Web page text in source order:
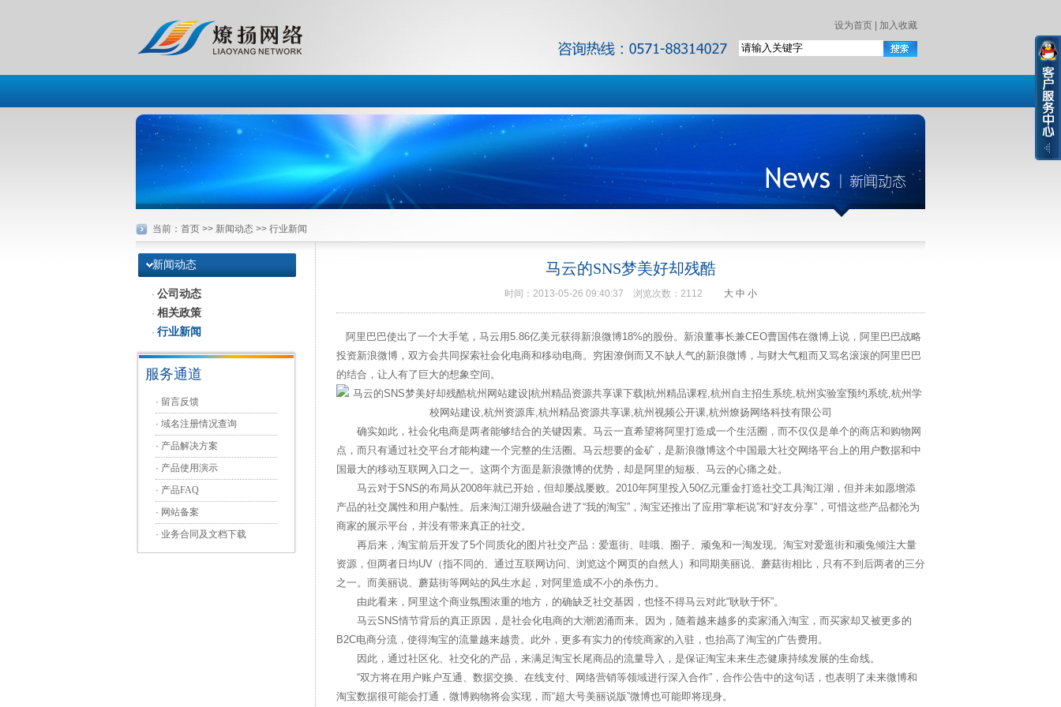
设为首页 加入收藏
当前： 首页 >> 新闻动态 >> 行业新闻
新闻动态
· 公司动态
· 相关政策
· 行业新闻
服务通道
· 留言反馈
· 域名注册情况查询
· 产品解决方案
· 产品使用演示
· 产品FAQ
· 网站备案
· 业务合同及文档下载
马云的SNS梦美好却残酷
时间：2013-05-26 09:40:37 浏览次数：2112 大 中 小
阿里巴巴使出了一个大手笔，马云用5.86亿美元获得新浪微博18%的股份。新浪董事长兼CEO曹国伟在微博上说，阿里巴巴战略
投资新浪微博，双方会共同探索社会化电商和移动电商。穷困潦倒而又不缺人气的新浪微博，与财大气粗而又骂名滚滚的阿里巴巴
的结合，让人有了巨大的想象空间。
确实如此，社会化电商是两者能够结合的关键因素。马云一直希望将阿里打造成一个生活圈，而不仅仅是单个的商店和购物网
点，而只有通过社交平台才能构建一个完整的生活圈。马云想要的金矿，是新浪微博这个中国最大社交网络平台上的用户数据和中
国最大的移动互联网入口之一。这两个方面是新浪微博的优势，却是阿里的短板、马云的心痛之处。
马云对于SNS的布局从2008年就已开始，但却屡战屡败。2010年阿里投入50亿元重金打造社交工具淘江湖，但并未如愿增添
产品的社交属性和用户黏性。后来淘江湖升级融合进了“我的淘宝”，淘宝还推出了应用“掌柜说”和“好友分享”，可惜这些产品都沦为
商家的展示平台，并没有带来真正的社交。
再后来，淘宝前后开发了5个同质化的图片社交产品：爱逛街、哇哦、圈子、顽兔和一淘发现。淘宝对爱逛街和顽兔倾注大量
资源，但两者日均UV（指不同的、通过互联网访问、浏览这个网页的自然人）和同期美丽说、蘑菇街相比，只有不到后两者的三分
之一。而美丽说、蘑菇街等网站的风生水起，对阿里造成不小的杀伤力。
由此看来，阿里这个商业氛围浓重的地方，的确缺乏社交基因，也怪不得马云对此“耿耿于怀”。
马云SNS情节背后的真正原因，是社会化电商的大潮汹涌而来。因为，随着越来越多的卖家涌入淘宝，而买家却又被更多的
B2C电商分流，使得淘宝的流量越来越贵。此外，更多有实力的传统商家的入驻，也抬高了淘宝的广告费用。
因此，通过社区化、社交化的产品，来满足淘宝长尾商品的流量导入，是保证淘宝未来生态健康持续发展的生命线。
“双方将在用户账户互通、数据交换、在线支付、网络营销等领域进行深入合作”，合作公告中的这句话，也表明了未来微博和
淘宝数据很可能会打通，微博购物将会实现，而“超大号美丽说版”微博也可能即将现身。